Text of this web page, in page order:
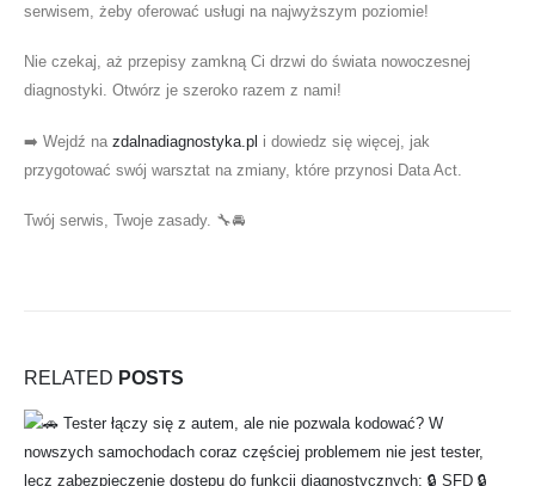
serwisem, żeby oferować usługi na najwyższym poziomie!
Nie czekaj, aż przepisy zamkną Ci drzwi do świata nowoczesnej
diagnostyki. Otwórz je szeroko razem z nami!
➡️ Wejdź na zdalnadiagnostyka.pl i dowiedz się więcej, jak
przygotować swój warsztat na zmiany, które przynosi Data Act.
Twój serwis, Twoje zasady. 🔧🚘
RELATED POSTS